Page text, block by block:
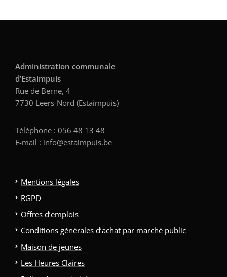
Administration communale
d’Estaimpuis
Rue de Berne, 4
7730 Leers-Nord (Estaimpuis)
Téléphone : 056 48 13 48
E-mail : info@estaimpuis.be
Mentions légales
RGPD
Offres d’emplois
Conditions générales d’achat par marché public
Maison de jeunes
Les Heures Claires